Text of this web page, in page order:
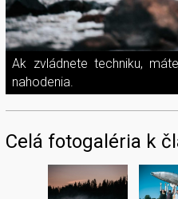
Ak zvládnete techniku,
nahodenia.
Celá fotogaléria k